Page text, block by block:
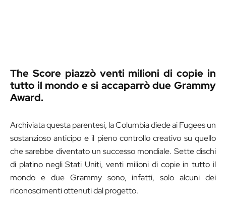
The Score piazzò venti milioni di copie in
tutto il mondo e si accaparrò due Grammy
Award.
Archiviata questa parentesi, la Columbia diede ai Fugees un
sostanzioso anticipo e il pieno controllo creativo su quello
che sarebbe diventato un successo mondiale. Sette dischi
di platino negli Stati Uniti, venti milioni di copie in tutto il
mondo e due Grammy sono, infatti, solo alcuni dei
riconoscimenti ottenuti dal progetto.